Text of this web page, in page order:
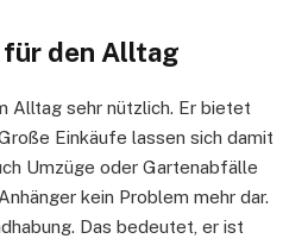
für den Alltag
Alltag sehr nützlich. Er bietet
Einkäufe lassen sich damit
Umzüge oder Gartenabfälle
kein Problem mehr dar.
Das bedeutet, er ist